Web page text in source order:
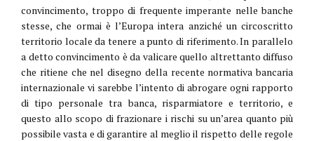
convincimento, troppo di frequente imperante nelle banche
stesse, che ormai è l’Europa intera anziché un circoscritto
territorio locale da tenere a punto di riferimento. In parallelo
a detto convincimento è da valicare quello altrettanto diffuso
che ritiene che nel disegno della recente normativa bancaria
internazionale vi sarebbe l’intento di abrogare ogni rapporto
di tipo personale tra banca, risparmiatore e territorio, e
questo allo scopo di frazionare i rischi su un’area quanto più
possibile vasta e di garantire al meglio il rispetto delle regole